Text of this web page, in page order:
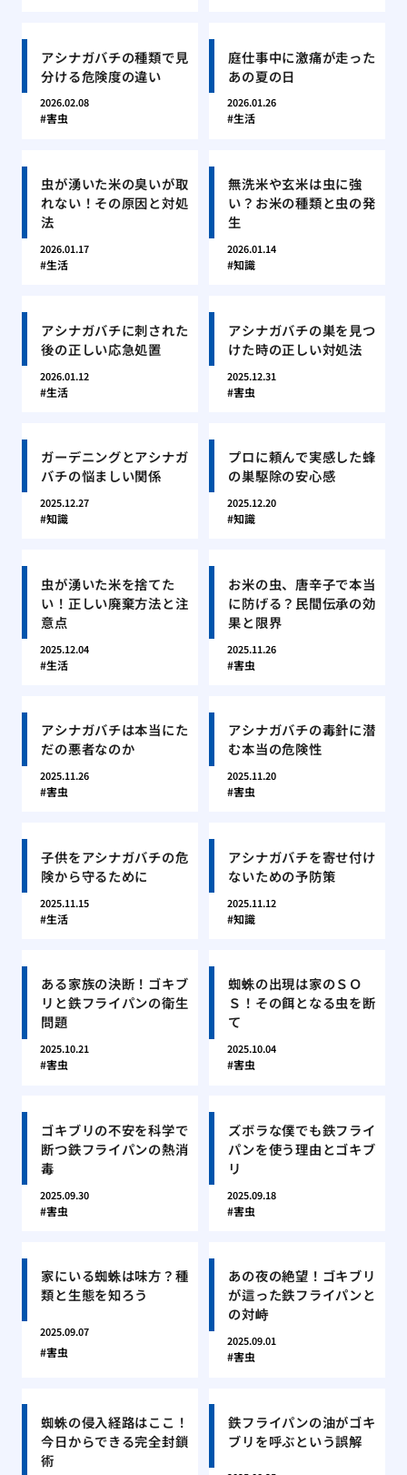
アシナガバチの種類で見
分ける危険度の違い
2026.02.08
害虫
庭仕事中に激痛が走った
あの夏の日
2026.01.26
生活
虫が湧いた米の臭いが取
れない！その原因と対処
法
2026.01.17
生活
無洗米や玄米は虫に強
い？お米の種類と虫の発
生
2026.01.14
知識
アシナガバチに刺された
後の正しい応急処置
2026.01.12
生活
アシナガバチの巣を見つ
けた時の正しい対処法
2025.12.31
害虫
ガーデニングとアシナガ
バチの悩ましい関係
2025.12.27
知識
プロに頼んで実感した蜂
の巣駆除の安心感
2025.12.20
知識
虫が湧いた米を捨てた
い！正しい廃棄方法と注
意点
2025.12.04
生活
お米の虫、唐辛子で本当
に防げる？民間伝承の効
果と限界
2025.11.26
害虫
アシナガバチは本当にた
だの悪者なのか
2025.11.26
害虫
アシナガバチの毒針に潜
む本当の危険性
2025.11.20
害虫
子供をアシナガバチの危
険から守るために
2025.11.15
生活
アシナガバチを寄せ付け
ないための予防策
2025.11.12
知識
ある家族の決断！ゴキブ
リと鉄フライパンの衛生
問題
2025.10.21
害虫
蜘蛛の出現は家のＳＯ
Ｓ！その餌となる虫を断
て
2025.10.04
害虫
ゴキブリの不安を科学で
断つ鉄フライパンの熱消
毒
2025.09.30
害虫
ズボラな僕でも鉄フライ
パンを使う理由とゴキブ
リ
2025.09.18
害虫
家にいる蜘蛛は味方？種
類と生態を知ろう
2025.09.07
害虫
あの夜の絶望！ゴキブリ
が這った鉄フライパンと
の対峙
2025.09.01
害虫
蜘蛛の侵入経路はここ！
今日からできる完全封鎖
術
鉄フライパンの油がゴキ
ブリを呼ぶという誤解